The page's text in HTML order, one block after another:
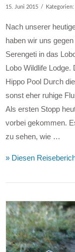
15. Juni 2015 Kategorien:
Nach unserer
haben wir uns
Serengeti in das
Lobo Wildlife Lodge.
Hippo Pool Durch
sonst eher ruhige
Als ersten Stopp
vorbei gekommen.
zu sehen, wie …
» Diesen